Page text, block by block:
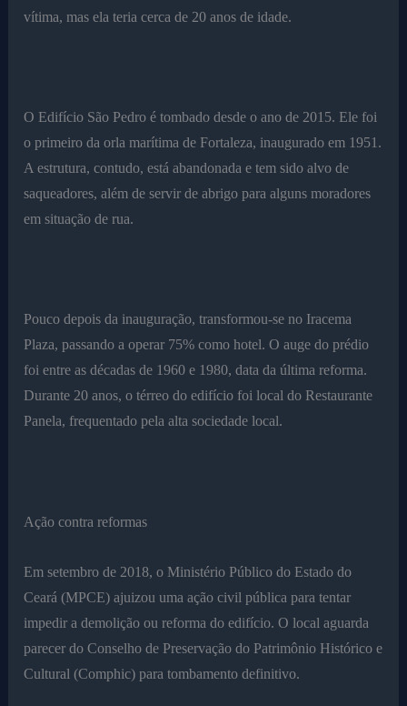
vítima, mas ela teria cerca de 20 anos de idade.
O Edifício São Pedro é tombado desde o ano de 2015. Ele foi
o primeiro da orla marítima de Fortaleza, inaugurado em 1951.
A estrutura, contudo, está abandonada e tem sido alvo de
saqueadores, além de servir de abrigo para alguns moradores
em situação de rua.
Pouco depois da inauguração, transformou-se no Iracema
Plaza, passando a operar 75% como hotel. O auge do prédio
foi entre as décadas de 1960 e 1980, data da última reforma.
Durante 20 anos, o térreo do edifício foi local do Restaurante
Panela, frequentado pela alta sociedade local.
Ação contra reformas
Em setembro de 2018, o Ministério Público do Estado do
Ceará (MPCE) ajuizou uma ação civil pública para tentar
impedir a demolição ou reforma do edifício. O local aguarda
parecer do Conselho de Preservação do Patrimônio Histórico e
Cultural (Comphic) para tombamento definitivo.